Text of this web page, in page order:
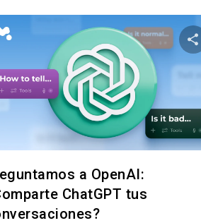
artículo
a OpenAI:
ChatGPT tus